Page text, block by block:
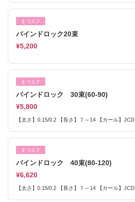
まつエク
バインドロック20束
¥5,200
まつエク
バインドロック 30束(60-90)
¥5,800
【太さ】0.15/0.2 【長さ】７～14 【カール】JCD
まつエク
バインドロック 40束(80-120)
¥6,620
【太さ】0.15/0.2 【長さ】７～14 【カール】JCD